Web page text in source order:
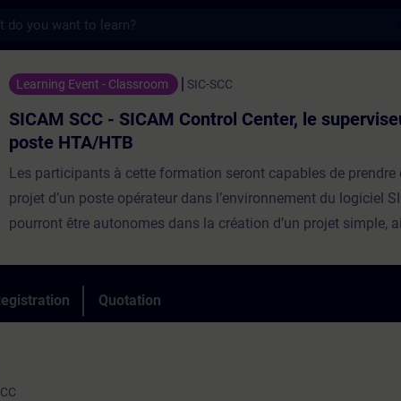
- SICAM Control Center, le
Learning Event - Classroom SIC-SCC
SICAM SCC - SICAM Control Center, le
poste HTA/HTB
Les participants à cette formation seront capables de prendre
projet d’un poste opérateur dans l’environnement du logiciel
pourront être autonomes dans la création d’un projet simple,
max6Evaluation des acquisOuiEligible CPF
Quotation